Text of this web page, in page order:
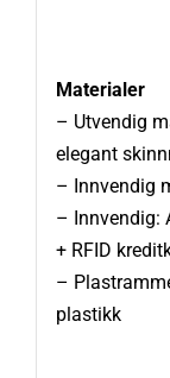
Materialer
– Utvendig
elegant
– Innvendig
– Innvendig:
+ RFID
–
plastikk